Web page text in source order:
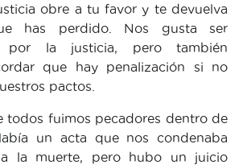
obre a tu favor y te devuelva
has perdido. Nos gusta ser
por la justicia, pero también
que hay penalización si no
pactos.
todos fuimos pecadores dentro de
un acta que nos condenaba
a la muerte, pero hubo un juicio